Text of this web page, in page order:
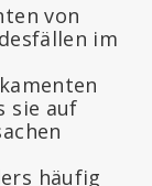
von
im
sie auf
häufig